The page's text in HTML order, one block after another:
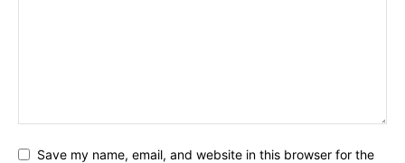
Save my name, email, and website in this browser for the